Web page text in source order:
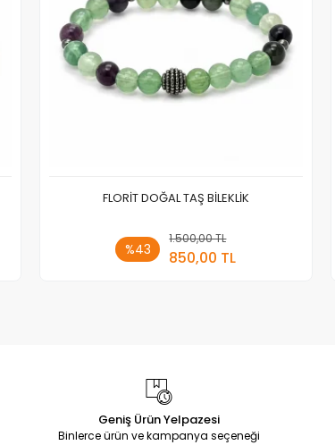
FLORİT DOĞAL TAŞ BİLEKLİK
%43
1.500,00 TL
850,00 TL
Sepete Ekle
Geniş Ürün Yelpazesi
Binlerce ürün ve kampanya seçeneği